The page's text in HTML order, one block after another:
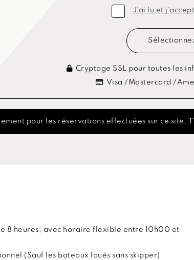
J'ai lu et
Cryptage SSL pour toutes les
Visa /Mastercard /
pour les réservations effectuées sur ce site.
8 heures, avec horaire flexible entre 10h00 et
(Sauf les bateaux loués sans skipper)